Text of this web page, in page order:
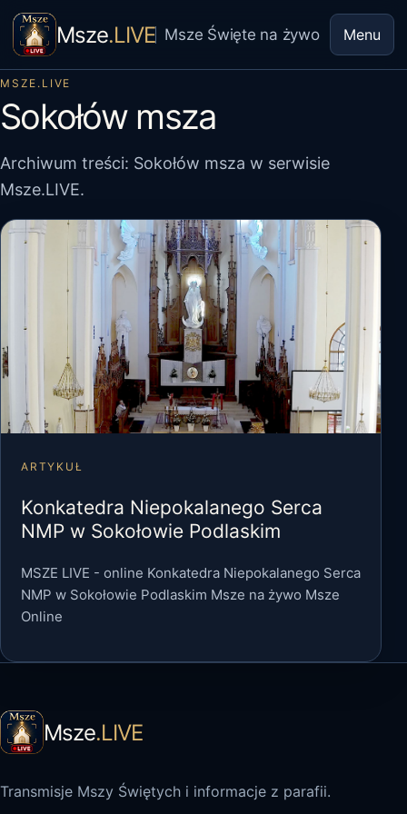
Msze.LIVE Msze Święte na żywo Menu
MSZE.LIVE
Sokołów msza
Archiwum treści: Sokołów msza w serwisie
Msze.LIVE.
ARTYKUŁ
Konkatedra Niepokalanego Serca
NMP w Sokołowie Podlaskim
MSZE LIVE - online Konkatedra Niepokalanego Serca
NMP w Sokołowie Podlaskim Msze na żywo Msze
Online
Msze.LIVE
Transmisje Mszy Świętych i informacje z parafii.